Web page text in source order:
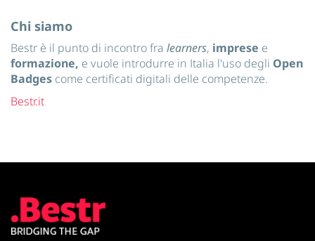
Chi siamo
Bestr è il punto di incontro fra learners, imprese e
formazione, e vuole introdurre in Italia l'uso degli Open
Badges come certificati digitali delle competenze.
Bestr.it